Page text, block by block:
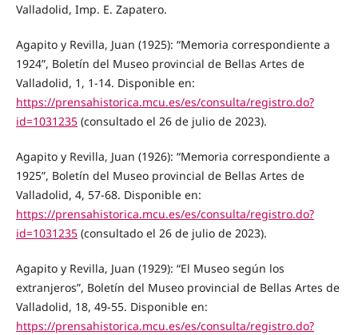
Valladolid, Imp. E. Zapatero.
Agapito y Revilla, Juan (1925): “Memoria correspondiente a
1924”, Boletín del Museo provincial de Bellas Artes de
Valladolid, 1, 1-14. Disponible en:
https://prensahistorica.mcu.es/es/consulta/registro.do?
id=1031235(consultado el 26 de julio de 2023).
Agapito y Revilla, Juan (1926): “Memoria correspondiente a
1925”, Boletín del Museo provincial de Bellas Artes de
Valladolid, 4, 57-68. Disponible en:
https://prensahistorica.mcu.es/es/consulta/registro.do?
id=1031235(consultado el 26 de julio de 2023).
Agapito y Revilla, Juan (1929): “El Museo según los
extranjeros”, Boletín del Museo provincial de Bellas Artes de
Valladolid, 18, 49-55. Disponible en:
https://prensahistorica.mcu.es/es/consulta/registro.do?